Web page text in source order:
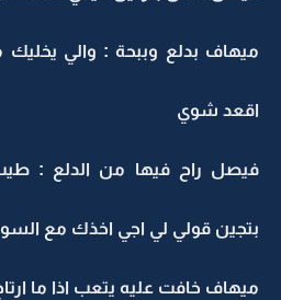
ميهاف بدلع وببحة : والي
اقعد شوي
فيصل راح فيها من الدلع :
بتجين قولي لي اجي اخذك مع
ميهاف خافت عليه يتعب اذا ما ارتاح